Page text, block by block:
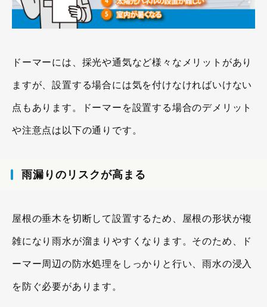
ドーマーには、採光や通気など様々なメリットがあり
ますが、設置する場合には気を付けなければいけない
点もあります。ドーマーを設置する場合のデメリット
や注意点は以下の通りです。
雨漏りのリスクが高まる
屋根の垂木を切断して設置するため、屋根の形状が複
雑になり雨水が溜まりやすくなります。そのため、ド
ーマー周辺の防水処理をしっかりと行い、雨水の浸入
を防ぐ必要があります。